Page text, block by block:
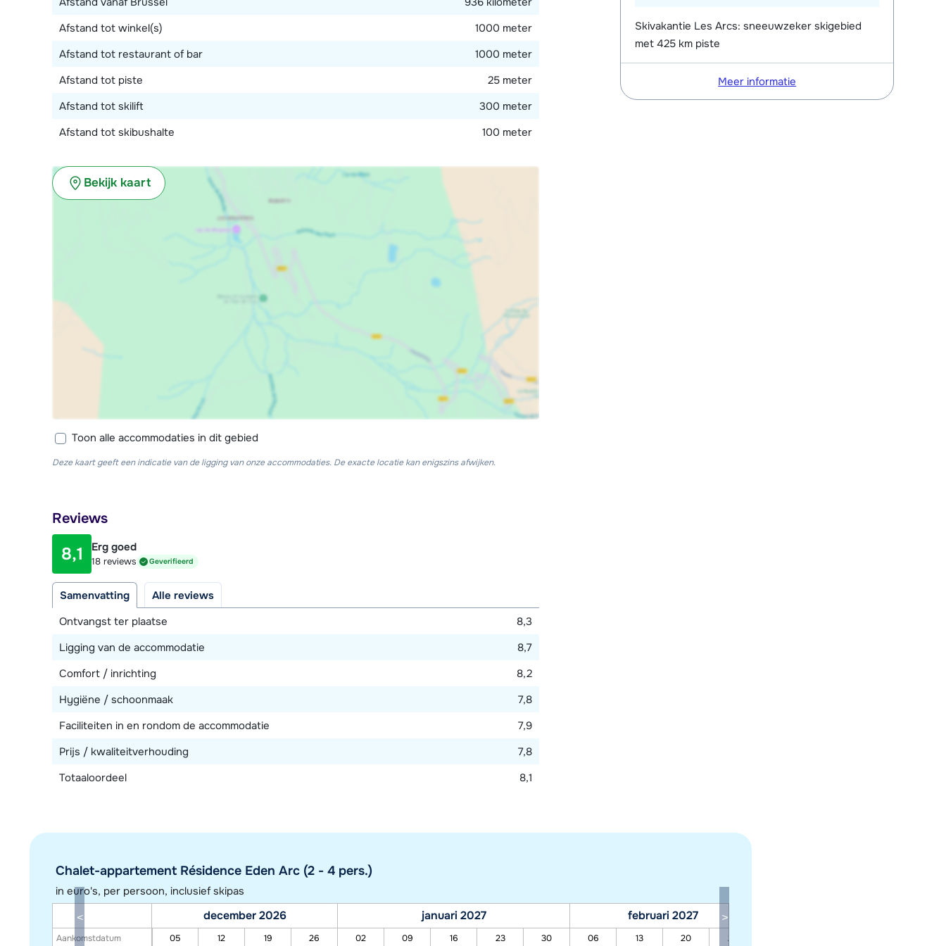
Afstand tot winkel(s)
1000 meter
Afstand tot restaurant of bar
1000 meter
Afstand tot piste
25 meter
Afstand tot skilift
300 meter
Afstand tot skibushalte
100 meter
Bekijk kaart
Toon alle accommodaties in dit gebied
Deze kaart geeft een indicatie van de ligging van onze accommodaties. De exacte locatie kan enigszins afwijken.
Reviews
8,1 Erg goed
18 reviews Geverifieerd
Samenvatting
Alle reviews
Ontvangst ter plaatse
8,3
Ligging van de accommodatie
8,7
Comfort / inrichting
8,2
Hygiëne / schoonmaak
7,8
Faciliteiten in en rondom de accommodatie
7,9
Prijs / kwaliteitverhouding
7,8
Totaaloordeel
8,1
Chalet-appartement Résidence Eden Arc (2 - 4 pers.)
in euro's, per persoon, inclusief skipas
Aankomstdatum
december 2026 januari 2027 februari 2027
05 12 19 26 02 09 16 23 30 06 13 20 27
Skivakantie Les Arcs: sneeuwzeker skigebied
met 425 km piste
Meer informatie